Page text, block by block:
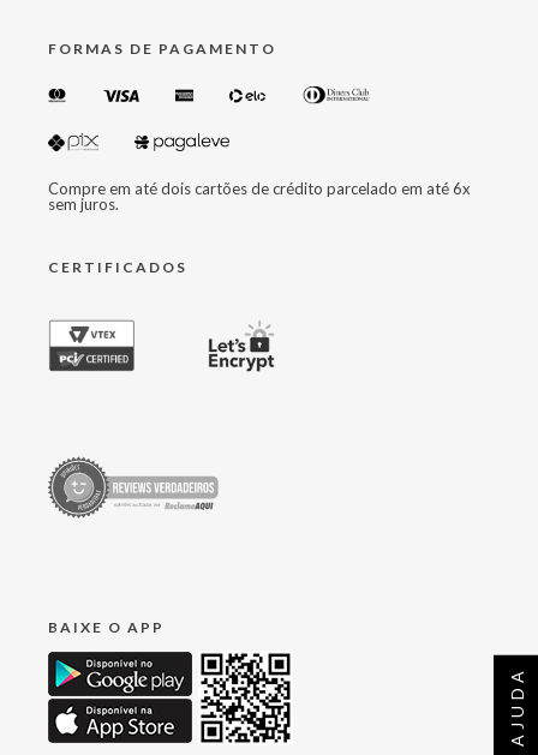
AJUDA
FORMAS DE PAGAMENTO
Compre em até dois cartões de crédito parcelado em até 6x
sem juros.
CERTIFICADOS
BAIXE O APP